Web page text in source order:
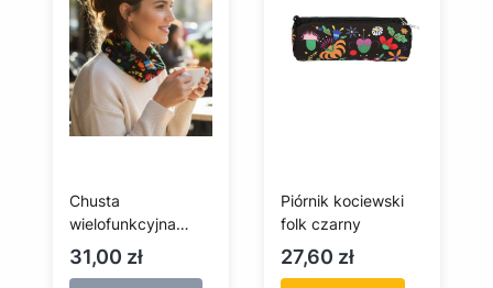
Chusta
wielofunkcyjna
kociewska
Cena
31,00 zł
Piórnik kociewski
folk czarny
Cena
27,60 zł